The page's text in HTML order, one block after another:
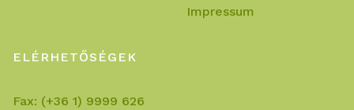
Impressum
ELÉRHETŐSÉGEK
Fax: (+36 1) 9999 626